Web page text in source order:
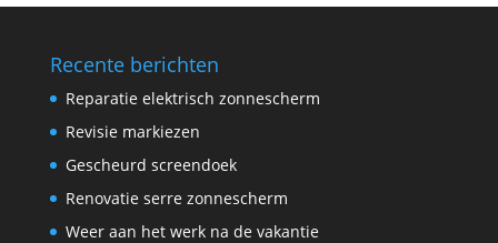
Recente berichten
Reparatie elektrisch zonnescherm
Revisie markiezen
Gescheurd screendoek
Renovatie serre zonnescherm
Weer aan het werk na de vakantie